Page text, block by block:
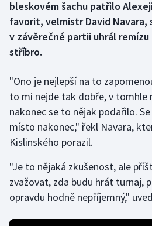
Box
Curling
Florbal
Golf
Gymnastika
Házená
bleskovém šachu patřilo
favorit, velmistr David Navara,
v závěrečné partii uhrál
stříbro.
"Ono je nejlepší na to
to mi nejde tak dobře, v tomhle
nakonec se to nějak podařilo.
místo nakonec," řekl Navara,
Kislinského porazil.
"Je to nějaká zkušenost, ale
zvažovat, zda budu hrát turnaj,
opravdu hodně nepříjemný,"